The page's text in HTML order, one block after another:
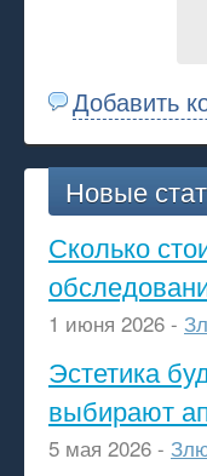
Добавить
Новые
Сколько
1 июня 2026 -
Эстетика
выбирают
5 мая 2026 -